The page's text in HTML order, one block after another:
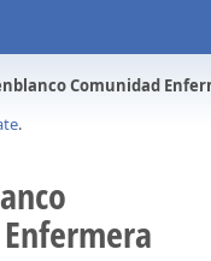
Comunidad
.